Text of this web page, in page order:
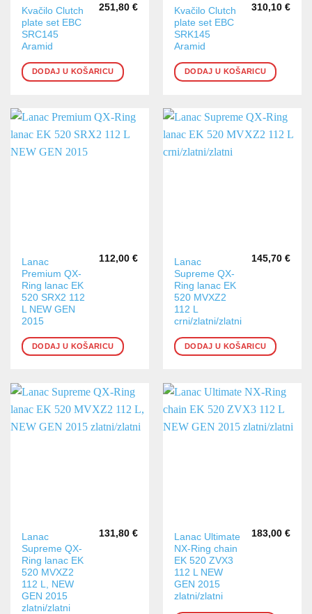
Kvačilo Clutch
plate set EBC
SRC145
Aramid
251,80 €
DODAJ U KOŠARICU
Kvačilo Clutch
plate set EBC
SRK145
Aramid
310,10 €
DODAJ U KOŠARICU
Lanac
Premium QX-
Ring lanac EK
520 SRX2 112
L NEW GEN
2015
112,00 €
DODAJ U KOŠARICU
Lanac
Supreme QX-
Ring lanac EK
520 MVXZ2
112 L
crni/zlatni/zlatni
145,70 €
DODAJ U KOŠARICU
Lanac
Supreme QX-
Ring lanac EK
520 MVXZ2
112 L, NEW
GEN 2015
zlatni/zlatni
131,80 €
Lanac Ultimate
NX-Ring chain
EK 520 ZVX3
112 L NEW
GEN 2015
zlatni/zlatni
183,00 €